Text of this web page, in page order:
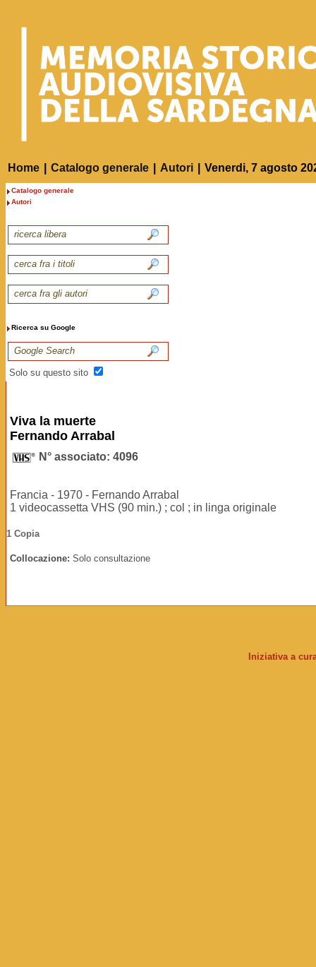
Home Catalogo generale Autori Venerdi, 7 agosto
Catalogo generale
Autori
Ricerca su Google
Solo su questo sito
Viva la muerte
Fernando Arrabal
N° associato: 4096
Francia - 1970 - Fernando Arrabal
1 videocassetta VHS (90 min.) ; col ; in linga originale
1 Copia
Collocazione: Solo consultazione
Iniziativa a